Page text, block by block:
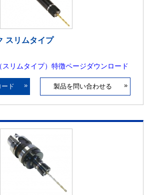
スリムタイプ
スリムタイプ）特徴ページダウンロード
ド » 製品を問い合わせる »